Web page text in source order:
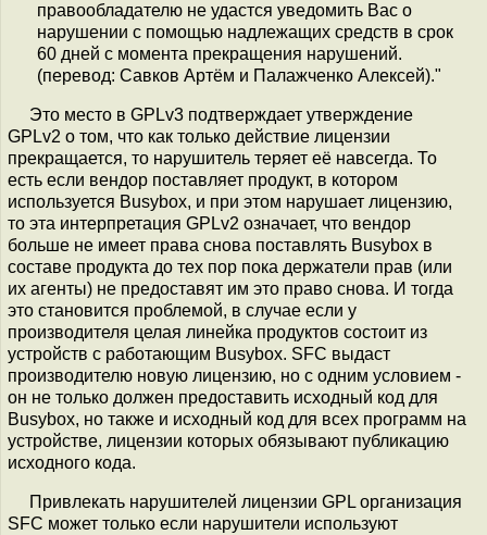
правообладателю не удастся уведомить Вас о
нарушении с помощью надлежащих средств в срок
60 дней с момента прекращения нарушений.
(перевод: Савков Артём и Палажченко Алексей)."
Это место в GPLv3 подтверждает утверждение
GPLv2 о том, что как только действие лицензии
прекращается, то нарушитель теряет её навсегда. То
есть если вендор поставляет продукт, в котором
используется Busybox, и при этом нарушает лицензию,
то эта интерпретация GPLv2 означает, что вендор
больше не имеет права снова поставлять Busybox в
составе продукта до тех пор пока держатели прав (или
их агенты) не предоставят им это право снова. И тогда
это становится проблемой, в случае если у
производителя целая линейка продуктов состоит из
устройств с работающим Busybox. SFC выдаст
производителю новую лицензию, но с одним условием -
он не только должен предоставить исходный код для
Busybox, но также и исходный код для всех программ на
устройстве, лицензии которых обязывают публикацию
исходного кода.
Привлекать нарушителей лицензии GPL организация
SFC может только если нарушители используют